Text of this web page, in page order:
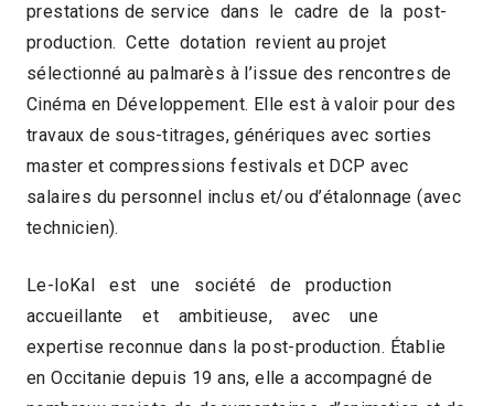
prestations de service dans le cadre de la post-
production. Cette dotation revient au projet
sélectionné au palmarès à l’issue des rencontres de
Cinéma en Développement. Elle est à valoir pour des
travaux de sous-titrages, génériques avec sorties
master et compressions festivals et DCP avec
salaires du personnel inclus et/ou d’étalonnage (avec
technicien).
Le-loKal est une société de production
accueillante et ambitieuse, avec une
expertise reconnue dans la post-production. Établie
en Occitanie depuis 19 ans, elle a accompagné de